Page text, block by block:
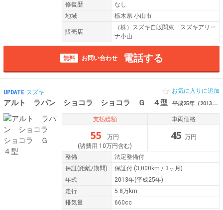
修復歴
なし
地域
栃木県 小山市
販売店
（株）スズキ自販関東 スズキアリー
ナ小山
無料 お問い合わせ 電話する
UPDATE スズキ
アルト ラパン ショコラ ショコラ Ｇ ４型 平成25年（2013年） 5.8万km 栃木県小山市
お気に入りに追加
支払総額
55
万円
(諸費用 10万円含む)
車両価格
45 万円
整備
法定整備付
保証(距離/期間) 保証付 (3,000km / 3ヶ月)
年式
2013年(平成25年)
走行
5.8万km
排気量
660cc